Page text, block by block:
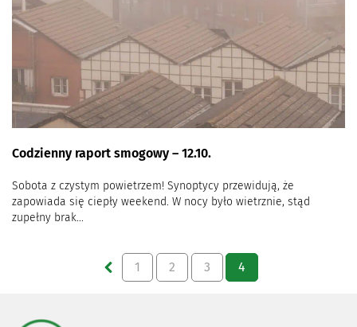
Codzienny raport smogowy – 12.10.
Sobota z czystym powietrzem! Synoptycy przewidują, że
zapowiada się ciepły weekend. W nocy było wietrznie, stąd
zupełny brak...
1 2 3 4